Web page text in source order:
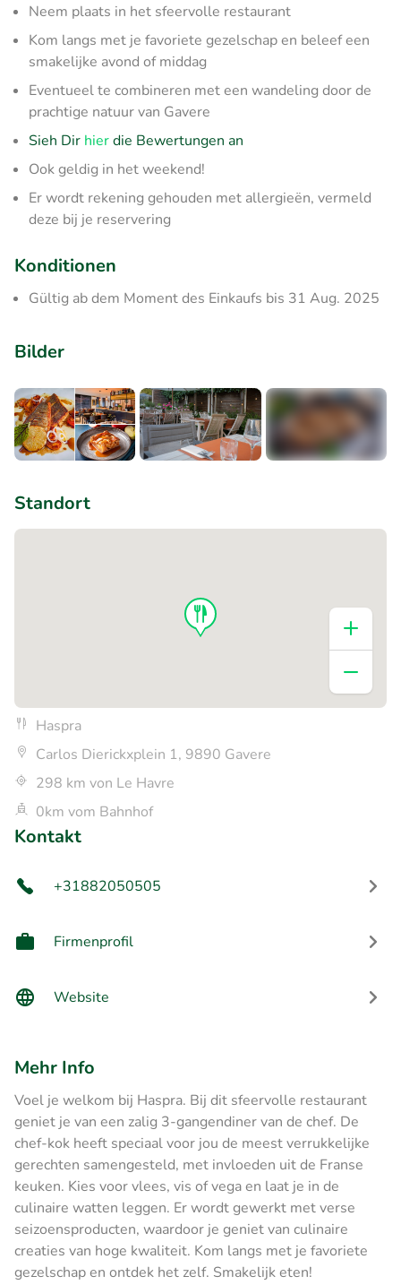
Neem plaats in het sfeervolle restaurant
Kom langs met je favoriete gezelschap en beleef een
smakelijke avond of middag
Eventueel te combineren met een wandeling door de
prachtige natuur van Gavere
Sieh Dir hierdie Bewertungen an
Ook geldig in het weekend!
Er wordt rekening gehouden met allergieën, vermeld
deze bij je reservering
Konditionen
Gültig ab dem Moment des Einkaufs bis 31 Aug. 2025
Bilder
Standort
Haspra
Carlos Dierickxplein 1, 9890 Gavere
298 km von Le Havre
0km vom Bahnhof
Kontakt
+31882050505
Firmenprofil
Website
Mehr Info
Voel je welkom bij Haspra. Bij dit sfeervolle restaurant
geniet je van een zalig 3-gangendiner van de chef. De
chef-kok heeft speciaal voor jou de meest verrukkelijke
gerechten samengesteld, met invloeden uit de Franse
keuken. Kies voor vlees, vis of vega en laat je in de
culinaire watten leggen. Er wordt gewerkt met verse
seizoensproducten, waardoor je geniet van culinaire
creaties van hoge kwaliteit. Kom langs met je favoriete
gezelschap en ontdek het zelf. Smakelijk eten!